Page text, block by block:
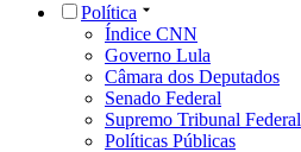
Política
Índice CNN
Governo Lula
Câmara dos Deputados
Senado Federal
Supremo Tribunal Federal
Políticas Públicas